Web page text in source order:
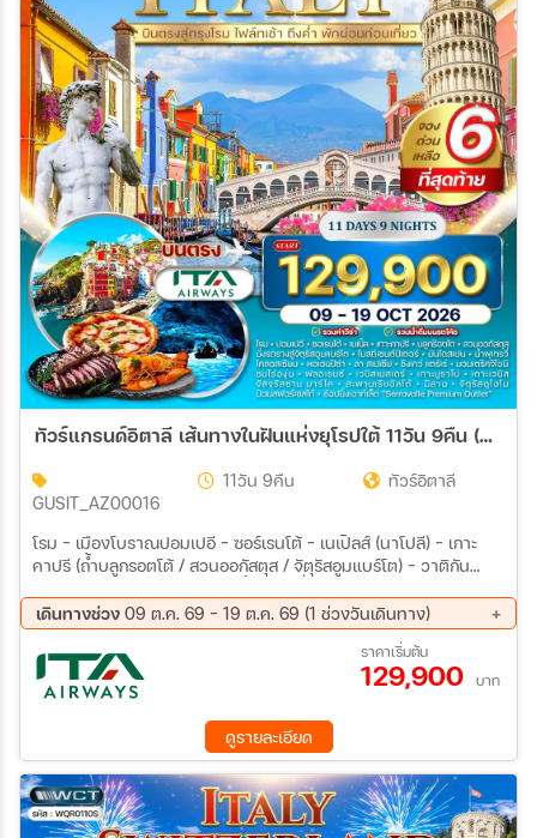
ทัวร์แกรนด์อิตาลี เส้นทางในฝันแห่งยุโรปใต้ 11วัน 9คืน (AZ) 09-19 OCT 26
GUSIT_AZ00016
11วัน 9คืน ทัวร์อิตาลี
โรม – เมืองโบราณปอมเปอี – ซอร์เรนโต้ – เนเปิลส์ (นาโปลี) – เกาะ
คาปรี (ถ้ำบลูกรอตโต้ / สวนออกัสตุส / จัตุรัสอูมแบร์โต) – วาติกัน
ประตูชัยคอนสแตนติน) – ปิซ่า (หอเอนปิซ่า 1 ใน 7 สิ่งมหัศจรรย์ของ
โลก) – ลา สเปเซีย – ชิงเกว่แตร์เร่ (3 หมู่บ้าน: ริโอแมกจิโอเร, แวร์นาซ
ซา, มานาโรลา) มอนเตริคจิโอนิ – ชิมไวน์และของว่างที่ไร่องุ่นทัสคานี
– ฟลอเรนซ์ (จัตุรัสมิเกลันเจโล / มหาวิหารซานตามาเรียเดลฟิออเร /
โบสถ์ซันตาโคเช่ / จัตุรัสซินยอเรีย) – เวนิสเมสเตร้ – เกาะบูราโน่
(หมู่บ้านลูกกวาด) – เกาะเวนิส (โบสถ์เซนต์มาร์ค / สะพานเรียอัลโต้ /
จัตุรัสซานมาร์โค / สะพานถอนหายใจ) เมนูพิเศษ !! พิซซ่านาโปลีต้น
ตำรับแท้ - สปาเก็ตตี้กุ้งมังกร (Lobster Spaghetti) - ฟิออเรนติน่า
สเต็ก (Fiorentina Beef Steak) - ไวน์และของว่างสไตล์ทัสคานี
เดินทางช่วง 09 ต.ค. 69 - 19 ต.ค. 69 (1 ช่วงวันเดินทาง)
ราคาเริ่มต้น
129,900 บาท
ดูรายละเอียด